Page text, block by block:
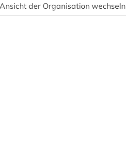
der Organisation wechseln